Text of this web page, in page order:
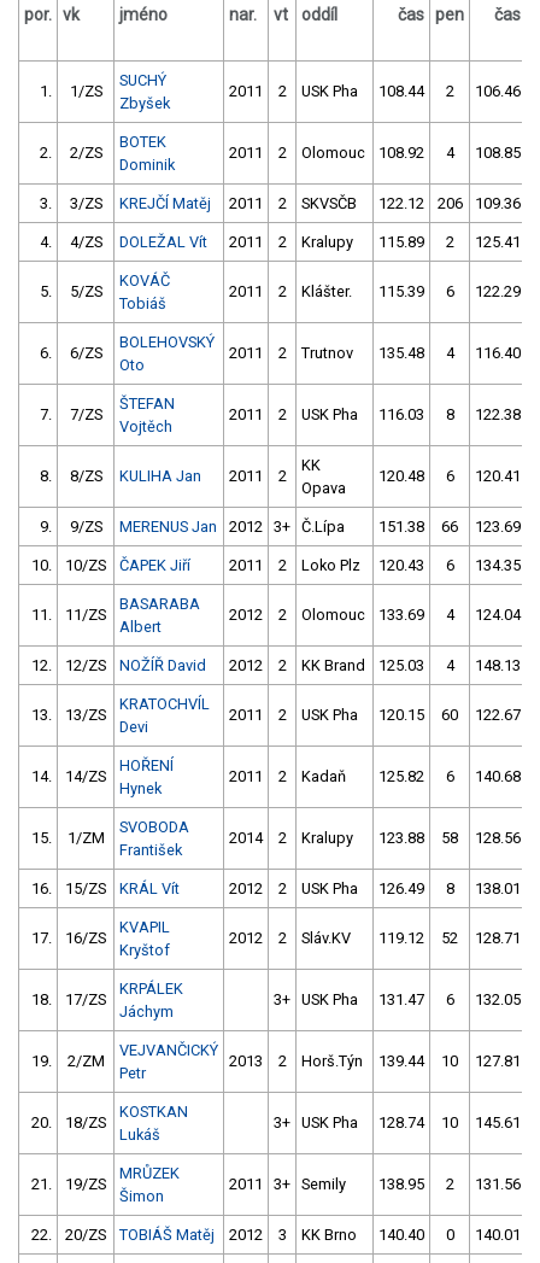
por. vk jméno nar. vt oddíl čas pen čas
1. 1/ZS
SUCHÝ
Zbyšek
2011 2 USK Pha 108.44 2 106.46
2. 2/ZS
BOTEK
Dominik
2011 2 Olomouc 108.92 4 108.85
3. 3/ZS KREJČÍ Matěj 2011 2 SKVSČB 122.12 206 109.36
4. 4/ZS DOLEŽAL Vít 2011 2 Kralupy 115.89 2 125.41
5. 5/ZS
KOVÁČ
Tobiáš
2011 2 Klášter. 115.39 6 122.29
6. 6/ZS
BOLEHOVSKÝ
Oto
2011 2 Trutnov 135.48 4 116.40
7. 7/ZS
ŠTEFAN
Vojtěch
2011 2 USK Pha 116.03 8 122.38
8. 8/ZS KULIHA Jan 2011 2
KK
Opava
120.48 6 120.41
9. 9/ZS MERENUS Jan 2012 3+ Č.Lípa 151.38 66 123.69
10. 10/ZS ČAPEK Jiří 2011 2 Loko Plz 120.43 6 134.35
11. 11/ZS
BASARABA
Albert
2012 2 Olomouc 133.69 4 124.04
12. 12/ZS NOŽÍŘ David 2012 2 KK Brand 125.03 4 148.13
13. 13/ZS
KRATOCHVÍL
Devi
2011 2 USK Pha 120.15 60 122.67
14. 14/ZS
HOŘENÍ
Hynek
2011 2 Kadaň 125.82 6 140.68
15. 1/ZM
SVOBODA
František
2014 2 Kralupy 123.88 58 128.56
16. 15/ZS KRÁL Vít 2012 2 USK Pha 126.49 8 138.01
17. 16/ZS
KVAPIL
Kryštof
2012 2 Sláv.KV 119.12 52 128.71
18. 17/ZS
KRPÁLEK
Jáchym
3+ USK Pha 131.47 6 132.05
19. 2/ZM
VEJVANČICKÝ
Petr
2013 2 Horš.Týn 139.44 10 127.81
20. 18/ZS
KOSTKAN
Lukáš
3+ USK Pha 128.74 10 145.61
21. 19/ZS
MRŮZEK
Šimon
2011 3+ Semily 138.95 2 131.56
22. 20/ZS TOBIÁŠ Matěj 2012 3 KK Brno 140.40 0 140.01